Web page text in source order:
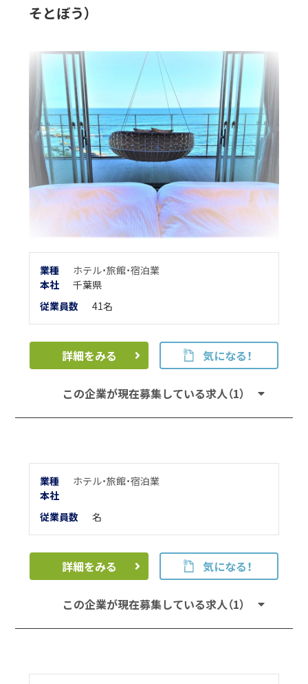
そとぼう）
業種
ホテル・旅館・宿泊業
本社
千葉県
従業員数
41名
詳細をみる 気になる！
この企業が現在募集している求人（1）
業種
ホテル・旅館・宿泊業
本社
従業員数
名
詳細をみる 気になる！
この企業が現在募集している求人（1）